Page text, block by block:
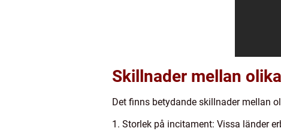
Skillnader mellan
Det finns betydande skillnader mellan
1. Storlek på incitament: Vissa länder